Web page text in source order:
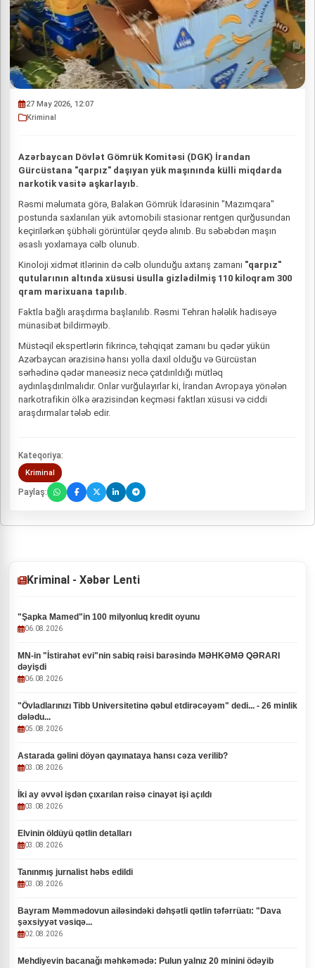
27 May 2026, 12:07
Kriminal
Azərbaycan Dövlət Gömrük Komitəsi (DGK) İrandan
Gürcüstana "qarpız" daşıyan yük maşınında külli miqdarda
narkotik vasitə aşkarlayıb.
Rəsmi məlumata görə, Balakən Gömrük İdarəsinin "Mazımqara"
postunda saxlanılan yük avtomobili stasionar rentgen qurğusundan
keçirilərkən şübhəli görüntülər qeydə alınıb. Bu səbəbdən maşın
əsaslı yoxlamaya cəlb olunub.
Kinoloji xidmət itlərinin də cəlb olunduğu axtarış zamanı "qarpız"
qutularının altında xüsusi üsulla gizlədilmiş 110 kiloqram 300
qram marixuana tapılıb.
Faktla bağlı araşdırma başlanılıb. Rəsmi Tehran hələlik hadisəyə
münasibət bildirməyib.
Müstəqil ekspertlərin fikrincə, təhqiqat zamanı bu qədər yükün
Azərbaycan ərazisinə hansı yolla daxil olduğu və Gürcüstan
sərhədinə qədər maneəsiz necə çatdırıldığı mütləq
aydınlaşdırılmalıdır. Onlar vurğulayırlar ki, İrandan Avropaya yönələn
narkotrafikin ölkə ərazisindən keçməsi faktları xüsusi və ciddi
araşdırmalar tələb edir.
Kateqoriya:
Kriminal
Paylaş:
Kriminal - Xəbər Lenti
"Şapka Mamed"in 100 milyonluq kredit oyunu
06.08.2026
MN-in "İstirahət evi"nin sabiq rəisi barəsində MƏHKƏMƏ QƏRARI
dəyişdi
06.08.2026
"Övladlarınızı Tibb Universitetinə qəbul etdirəcəyəm" dedi... - 26 minlik
dələdu...
05.08.2026
Astarada gəlini döyən qayınataya hansı cəza verilib?
03.08.2026
İki ay əvvəl işdən çıxarılan rəisə cinayət işi açıldı
03.08.2026
Elvinin öldüyü qətlin detalları
03.08.2026
Tanınmış jurnalist həbs edildi
03.08.2026
Bayram Məmmədovun ailəsindəki dəhşətli qətlin təfərrüatı: "Dava
şəxsiyyət vəsiqə...
02.08.2026
Mehdiyevin bacanağı məhkəmədə: Pulun yalnız 20 minini ödəyib